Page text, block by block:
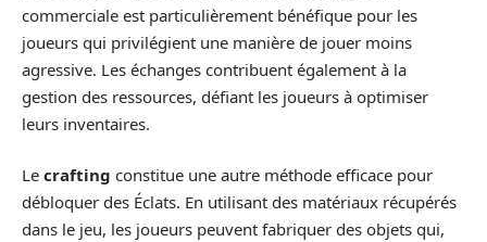
commerciale est particulièrement bénéfique pour les
joueurs qui privilégient une manière de jouer moins
agressive. Les échanges contribuent également à la
gestion des ressources, défiant les joueurs à optimiser
leurs inventaires.
Le crafting constitue une autre méthode efficace pour
débloquer des Éclats. En utilisant des matériaux récupérés
dans le jeu, les joueurs peuvent fabriquer des objets qui,